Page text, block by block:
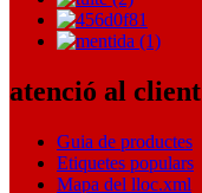
atenció al client
Guia de productes
Etiquetes populars
Mapa del lloc.xml